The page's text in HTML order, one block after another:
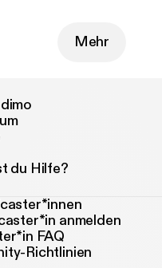
Mehr
du Hilfe?
anmelden
FAQ
Richtlinien